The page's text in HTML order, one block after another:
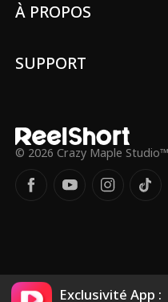
À PROPOS
SUPPORT
© 2026 Crazy Maple
Exclusivité App :